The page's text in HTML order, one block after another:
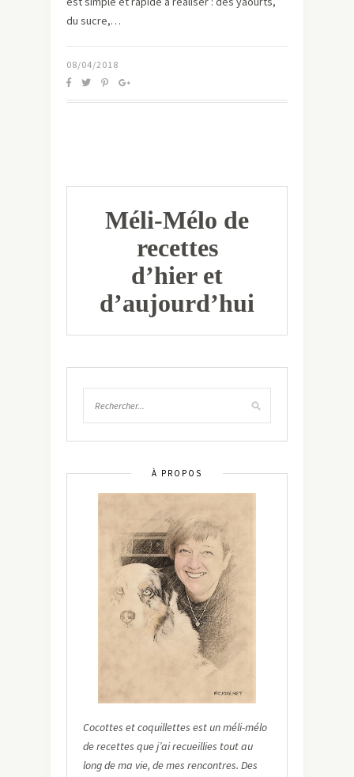
du sucre,…
08/04/2018
Méli-Mélo de
recettes
d’hier et
d’aujourd’hui
À PROPOS
Cocottes et coquillettes est un méli-mélo
de recettes que j’ai recueillies tout au
long de ma vie, de mes rencontres. Des